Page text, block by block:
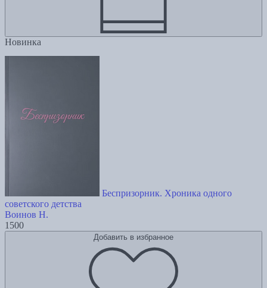
Новинка
Беспризорник. Хроника одного
советского детства
Воинов Н.
1500
Добавить в избранное